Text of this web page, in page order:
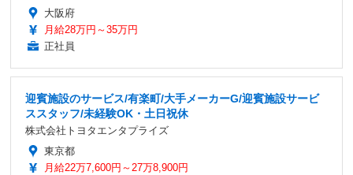
大阪府
月給28万円～35万円
正社員
迎賓施設のサービス/有楽町/大手メーカーG/迎賓施設サービ
ススタッフ/未経験OK・土日祝休
株式会社トヨタエンタプライズ
東京都
月給22万7,600円～27万8,900円